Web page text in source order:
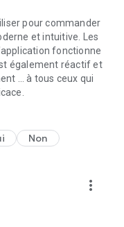
pour commander
et intuitive. Les
fonctionne
également réactif et
... à tous ceux qui
Non
more_vert